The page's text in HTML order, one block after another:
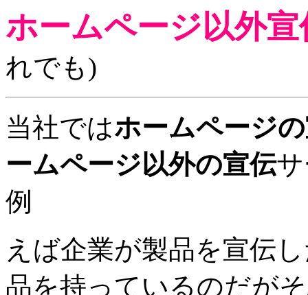
ホームページ以外
れでも)
当社ではホームページ
ームページ以外の宣伝
例
えば企業が製品を宣伝
品を持っているのだが